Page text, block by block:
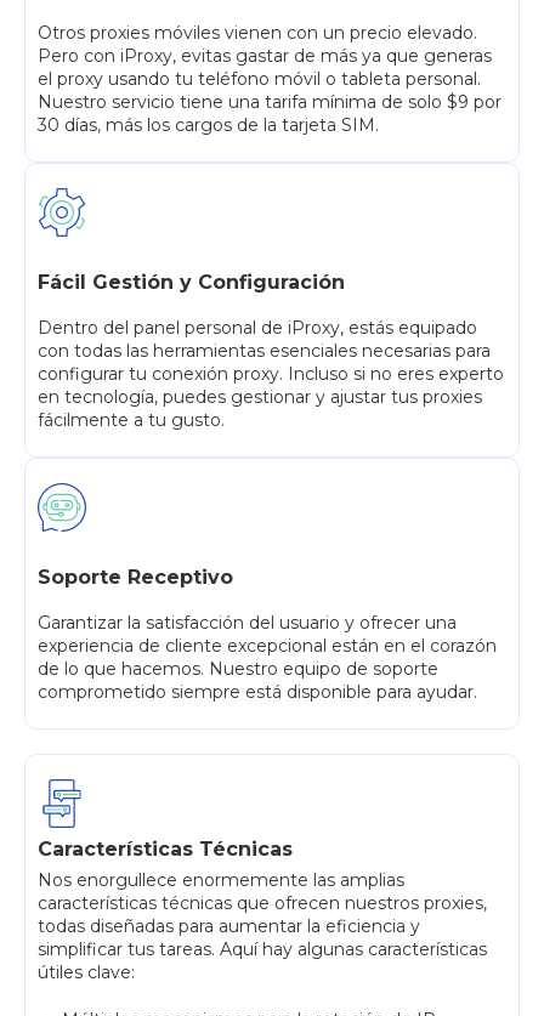
Otros proxies móviles vienen con un precio elevado.
Pero con iProxy, evitas gastar de más ya que generas
el proxy usando tu teléfono móvil o tableta personal.
Nuestro servicio tiene una tarifa mínima de solo $9 por
30 días, más los cargos de la tarjeta SIM.
Fácil Gestión y Configuración
Dentro del panel personal de iProxy, estás equipado
con todas las herramientas esenciales necesarias para
configurar tu conexión proxy. Incluso si no eres experto
en tecnología, puedes gestionar y ajustar tus proxies
fácilmente a tu gusto.
Soporte Receptivo
Garantizar la satisfacción del usuario y ofrecer una
experiencia de cliente excepcional están en el corazón
de lo que hacemos. Nuestro equipo de soporte
comprometido siempre está disponible para ayudar.
Características Técnicas
Nos enorgullece enormemente las amplias
características técnicas que ofrecen nuestros proxies,
todas diseñadas para aumentar la eficiencia y
simplificar tus tareas. Aquí hay algunas características
útiles clave: